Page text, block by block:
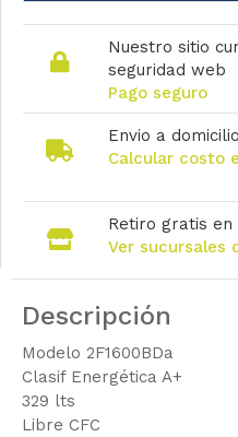
Nuestro sitio
seguridad web
Pago seguro
Envio a
Calcular costo
Retiro gratis en
Ver sucursales
Descripción
Modelo 2F1600BDa
Clasif Energética A+
329 lts
Libre CFC